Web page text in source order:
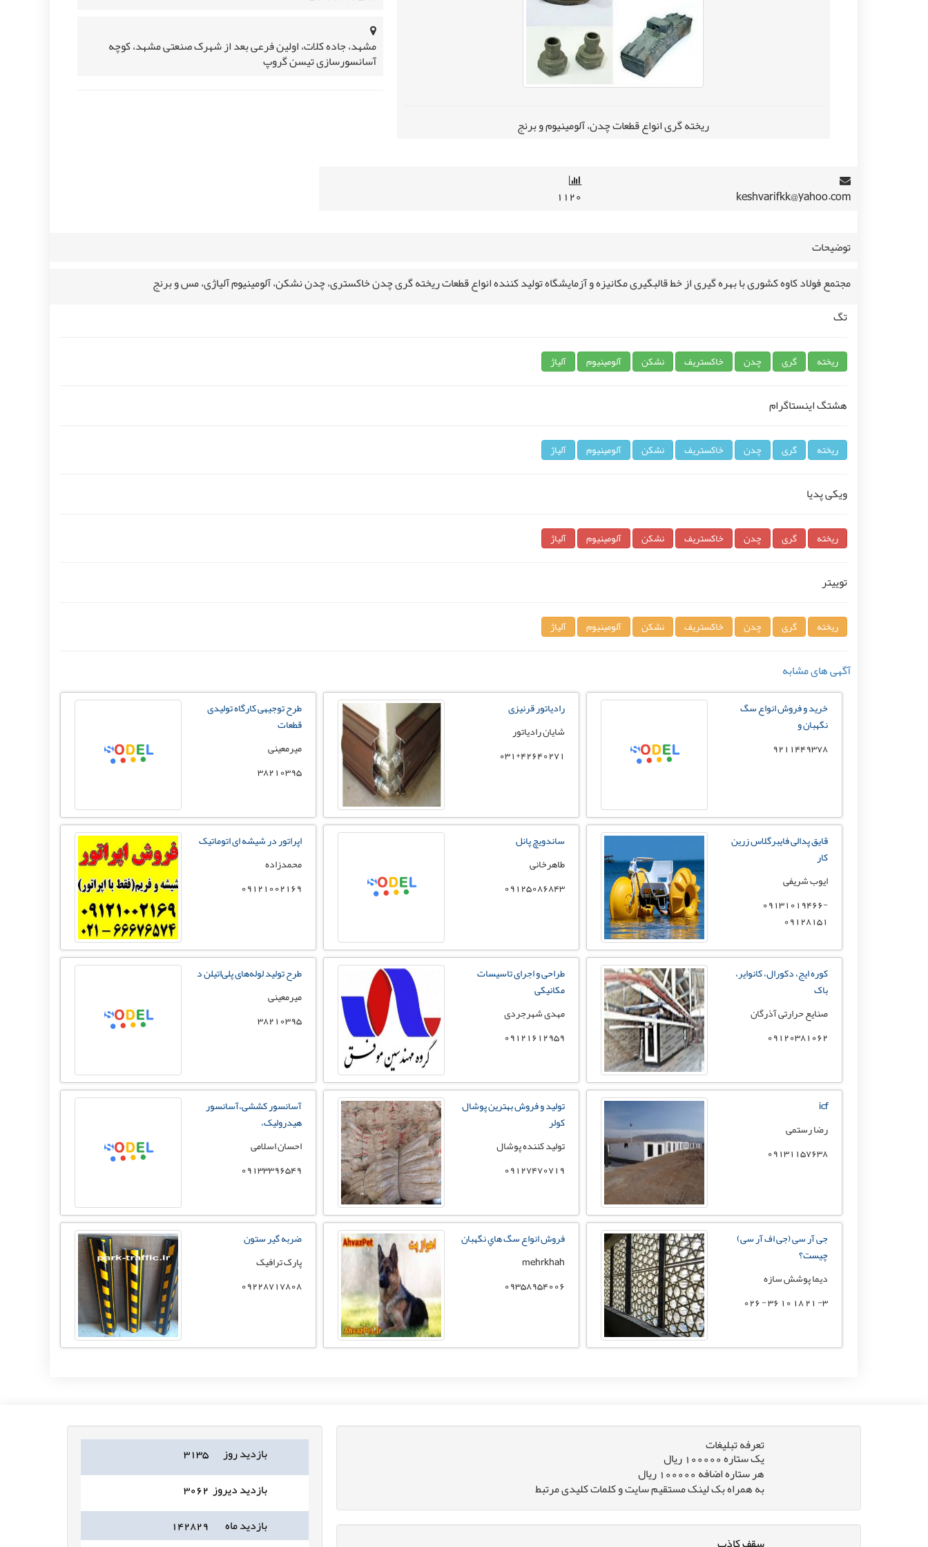
ریخته گری انواع قطعات چدن، آلومینیوم و برنج
مشهد، جاده کلات، اولین فرعی بعد از شهرک صنعتی مشهد، کوچه
آسانسورسازی تیسن گروپ
keshvarifkk@yahoo.com ۱۱۲۰
توضیحات
مجتمع فولاد کاوه کشوری با بهره گیری از خط قالبگیری مکانیزه و آزمایشگاه تولید کننده انواع قطعات ریخته گری چدن خاکستری، چدن نشکن، آلومینیوم آلیاژی، مس و برنج
تگ
ریخته گری چدن خاکستریف نشکن آلومینیوم آلیاژ
هشتگ اینستاگرام
ریخته گری چدن خاکستریف نشکن آلومینیوم آلیاژ
ویکی پدیا
ریخته گری چدن خاکستریف نشکن آلومینیوم آلیاژ
توییتر
ریخته گری چدن خاکستریف نشکن آلومینیوم آلیاژ
آگهی های مشابه
خرید و فروش انواع سگ
نگهبان و
9211449378
رادیاتور قرنیزی
شایان رادیاتور
031+42640271
طرح توجیهی کارگاه تولیدی
قطعات
میرمعینی
38210395
قایق پدالی فایبرگلاس زرین
کار
ایوب شریفی
09131019466-
09128151
ساندویچ پانل
طاهرخانی
09125086843
اپراتور در شیشه ای اتوماتیک
محمدزاده
09121002169
کوره ایج، دکورال، کانوایر،
باک
صنایع حرارتی آذرگان
09120381062
طراحی و اجرای تاسیسات
مکانیکی
مهدی شهرجردی
09121612959
طرح تولید لوله‌های پلی‌اتیلن د
میرمعینی
38210395
icf
رضا رستمی
09131157638
تولید و فروش بهترین پوشال
کولر
تولید کننده پوشال
09127470719
آسانسور کششی،آسانسور
هیدرولیک،
احسان اسلامی
09133396549
جی آر سی (جی اف آر سی)
چیست؟
دیما پوشش سازه
3- 21 18 10 36 - 026
فروش انواع سگ هاي نگهبان
mehrkhah
09358954006
ضربه گیر ستون
پارک ترافیک
09228717808
بازدید روز
۳۱۳۵
بازدید دیروز ۳۰۶۲
بازدید ماه
۱۴۲۸۲۹
تعرفه تبلیغات
یک ستاره 100000 ریال
هر ستاره اضافه 100000 ریال
به همراه بک لینک مستقیم سایت و کلمات کلیدی مرتبط